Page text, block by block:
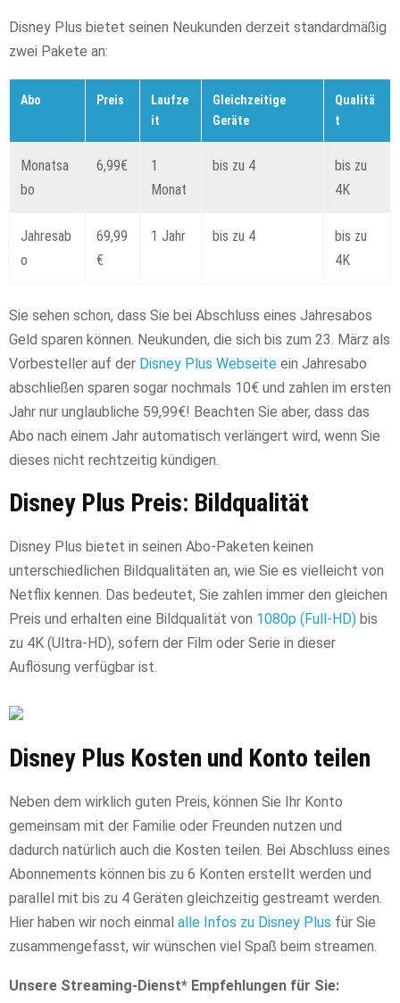
Disney Plus bietet seinen Neukunden derzeit standardmäßig
zwei Pakete an:
Abo Preis
Laufze
it
Gleichzeitige
Geräte
Qualitä
t
Monatsa
bo
6,99€
1
Monat
bis zu 4
bis zu
4K
Jahresab
o
69,99
€
1 Jahr bis zu 4
bis zu
4K
Sie sehen schon, dass Sie bei Abschluss eines Jahresabos
Geld sparen können. Neukunden, die sich bis zum 23. März als
Vorbesteller auf der Disney Plus Webseite ein Jahresabo
abschließen sparen sogar nochmals 10€ und zahlen im ersten
Jahr nur unglaubliche 59,99€! Beachten Sie aber, dass das
Abo nach einem Jahr automatisch verlängert wird, wenn Sie
dieses nicht rechtzeitig kündigen.
Disney Plus Preis: Bildqualität
Disney Plus bietet in seinen Abo-Paketen keinen
unterschiedlichen Bildqualitäten an, wie Sie es vielleicht von
Netflix kennen. Das bedeutet, Sie zahlen immer den gleichen
Preis und erhalten eine Bildqualität von 1080p (Full-HD) bis
zu 4K (Ultra-HD), sofern der Film oder Serie in dieser
Auflösung verfügbar ist.
Disney Plus Kosten und Konto teilen
Neben dem wirklich guten Preis, können Sie Ihr Konto
gemeinsam mit der Familie oder Freunden nutzen und
dadurch natürlich auch die Kosten teilen. Bei Abschluss eines
Abonnements können bis zu 6 Konten erstellt werden und
parallel mit bis zu 4 Geräten gleichzeitig gestreamt werden.
Hier haben wir noch einmal alle Infos zu Disney Plus für Sie
zusammengefasst, wir wünschen viel Spaß beim streamen.
Unsere Streaming-Dienst* Empfehlungen für Sie: